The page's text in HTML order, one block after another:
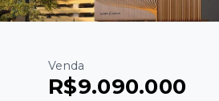
Venda
R$9.090.000